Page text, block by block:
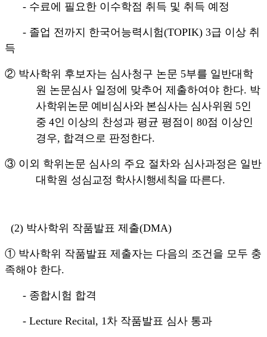
- 수료에 필요한 이수학점 취득 및 취득 예정
- 졸업 전까지 한국어능력시험(TOPIK) 3급 이상 취
득
② 박사학위 후보자는 심사청구 논문 5부를 일반대학
원 논문심사 일정에 맞추어 제출하여야 한다. 박
사학위논문 예비심사와 본심사는 심사위원 5인
중 4인 이상의 찬성과 평균 평점이 80점 이상인
경우, 합격으로 판정한다.
③ 이외 학위논문 심사의 주요 절차와 심사과정은 일반
대학원 성심교정 학사시행세칙을 따른다.
(2) 박사학위 작품발표 제출(DMA)
① 박사학위 작품발표 제출자는 다음의 조건을 모두 충
족해야 한다.
- 종합시험 합격
- Lecture Recital, 1차 작품발표 심사 통과